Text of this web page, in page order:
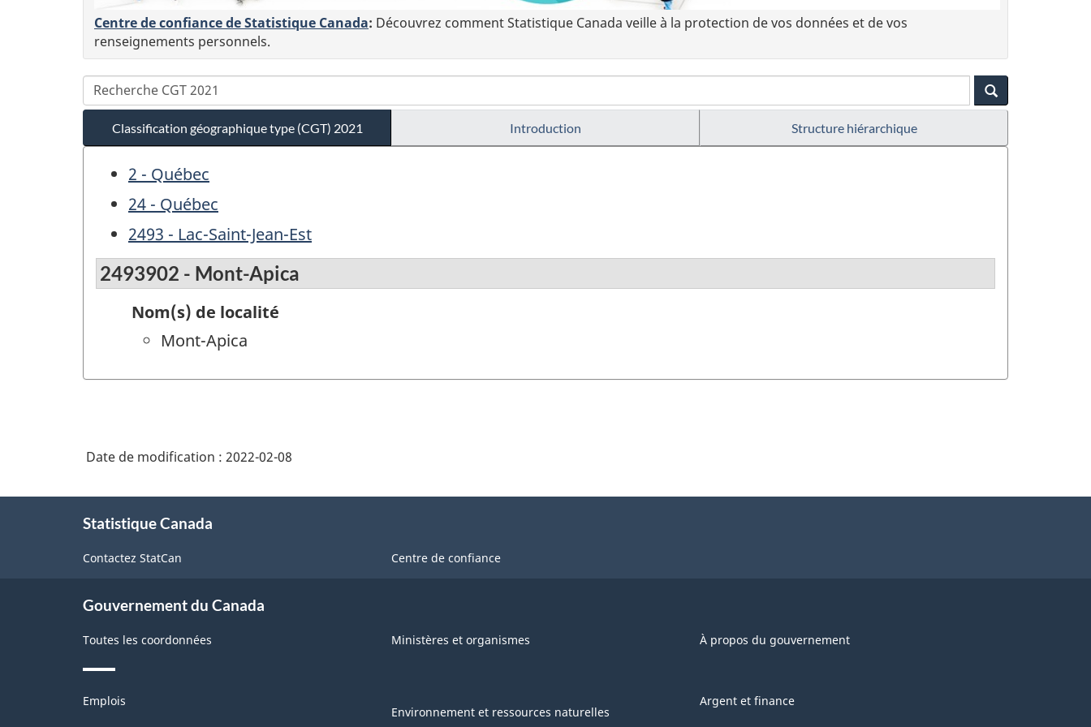
Centre de confiance de Statistique Canada: Découvrez comment Statistique Canada veille à la protection de vos données et de vos
renseignements personnels.
Classification géographique type (CGT) 2021 Introduction Structure hiérarchique
2 - Québec
24 - Québec
2493 - Lac-Saint-Jean-Est
2493902 - Mont-Apica
Nom(s) de localité
Mont-Apica
Date de modification : 2022-02-08
Statistique Canada
Contactez StatCan Centre de confiance
Gouvernement du Canada
Toutes les coordonnées Ministères et organismes À propos du gouvernement
Thèmes
Emplois
Environnement et ressources naturelles
Argent et finance